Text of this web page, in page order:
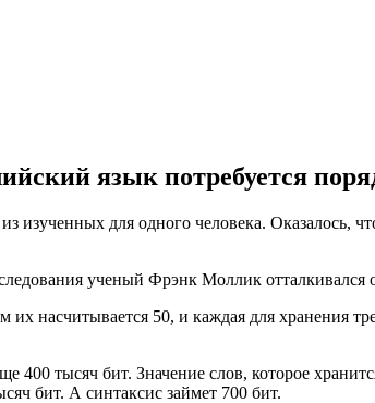
язык потребуется
изученных для одного человека. Оказалось,
ученый Фрэнк Моллик отталкивался
насчитывается 50, и каждая для хранения
400 тысяч бит. Значение слов, которое
бит. А синтаксис займет 700 бит.